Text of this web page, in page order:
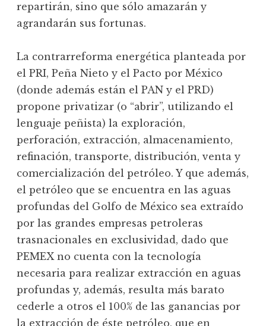
repartirán, sino que sólo amazarán y
agrandarán sus fortunas.
La contrarreforma energética planteada por
el PRI, Peña Nieto y el Pacto por México
(donde además están el PAN y el PRD)
propone privatizar (o “abrir”, utilizando el
lenguaje peñista) la exploración,
perforación, extracción, almacenamiento,
refinación, transporte, distribución, venta y
comercialización del petróleo. Y que además,
el petróleo que se encuentra en las aguas
profundas del Golfo de México sea extraído
por las grandes empresas petroleras
trasnacionales en exclusividad, dado que
PEMEX no cuenta con la tecnología
necesaria para realizar extracción en aguas
profundas y, además, resulta más barato
cederle a otros el 100% de las ganancias por
la extracción de éste petróleo, que en